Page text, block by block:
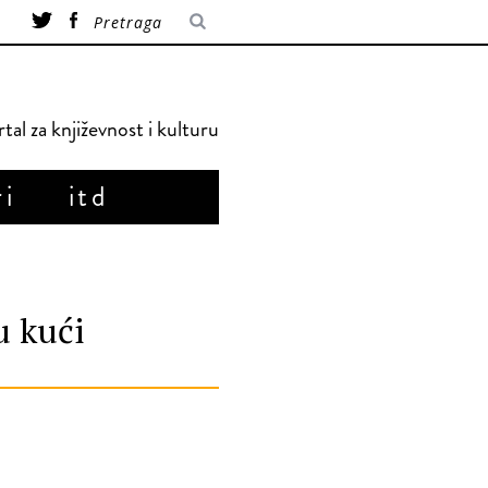
za književnost i kulturu
itd
kući